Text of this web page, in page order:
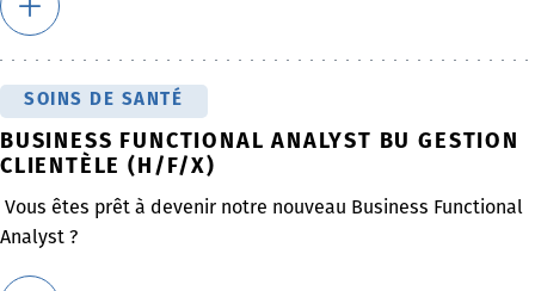
SOINS DE SANTÉ
BUSINESS FUNCTIONAL ANALYST BU GESTION
CLIENTÈLE (H/F/X)
Vous êtes prêt à devenir notre nouveau Business Functional
Analyst ?